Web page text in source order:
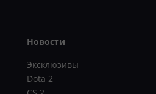
Новости
Эксклюзивы
Dota 2